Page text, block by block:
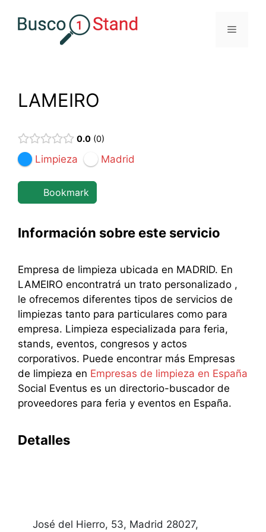
Menú
LAMEIRO
0.0 0
Limpieza Madrid
Bookmark
Información sobre este servicio
Empresa de limpieza ubicada en MADRID. En
LAMEIRO encontratrá un trato personalizado ,
le ofrecemos diferentes tipos de servicios de
limpiezas tanto para particulares como para
empresa. Limpieza especializada para feria,
stands, eventos, congresos y actos
corporativos. Puede encontrar más Empresas
de limpieza en Empresas de limpieza en España
Social Eventus es un directorio-buscador de
proveedores para feria y eventos en España.
Detalles
José del Hierro, 53, Madrid 28027,